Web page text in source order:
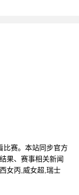
比赛。本站同步官方
果、赛事相关新闻
女丙,威女超,瑞士